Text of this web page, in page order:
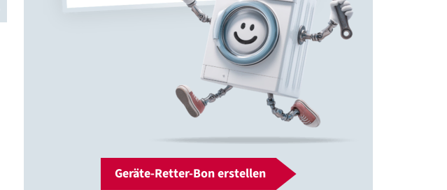
Geräte-Retter-Bon erstellen